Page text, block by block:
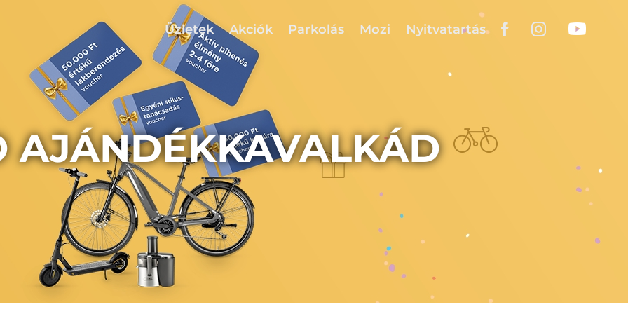
Üzletek Akciók Parkolás Mozi Nyitvatartás
AJÁNDÉKKAVALKÁD